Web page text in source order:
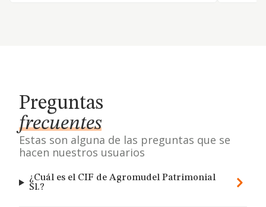
Preguntas
frecuentes
Estas son alguna de las preguntas que se
hacen nuestros usuarios
¿Cuál es el CIF de Agromudel Patrimonial
Sl.?